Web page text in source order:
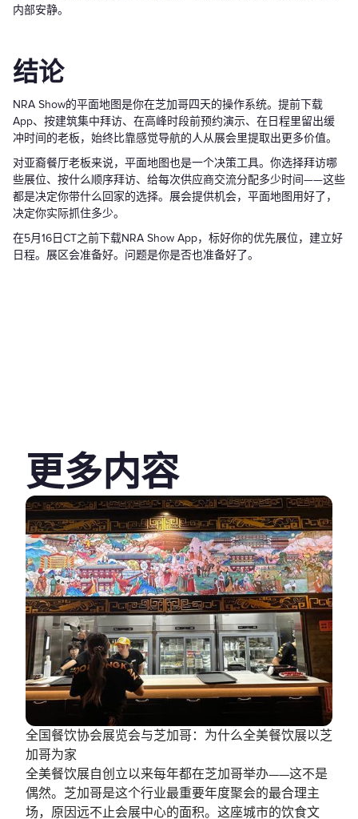
内部安静。
结论
NRA Show的平面地图是你在芝加哥四天的操作系统。提前下载
App、按建筑集中拜访、在高峰时段前预约演示、在日程里留出缓
冲时间的老板，始终比靠感觉导航的人从展会里提取出更多价值。
对亚裔餐厅老板来说，平面地图也是一个决策工具。你选择拜访哪
些展位、按什么顺序拜访、给每次供应商交流分配多少时间——这些
都是决定你带什么回家的选择。展会提供机会，平面地图用好了，
决定你实际抓住多少。
在5月16日CT之前下载NRA Show App，标好你的优先展位，建立好
日程。展区会准备好。问题是你是否也准备好了。
更多内容
全国餐饮协会展览会与芝加哥：为什么全美餐饮展以芝
加哥为家
全美餐饮展自创立以来每年都在芝加哥举办——这不是
偶然。芝加哥是这个行业最重要年度聚会的最合理主
场，原因远不止会展中心的面积。这座城市的饮食文